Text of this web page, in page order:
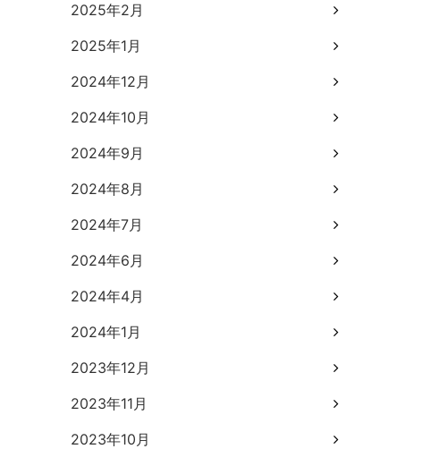
2025年2月
2025年1月
2024年12月
2024年10月
2024年9月
2024年8月
2024年7月
2024年6月
2024年4月
2024年1月
2023年12月
2023年11月
2023年10月